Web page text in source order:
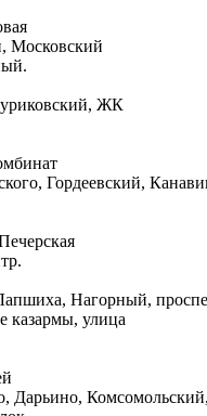
Московский
ЖК
Гордеевский,
Нагорный,
казармы, улица
Дарьино,